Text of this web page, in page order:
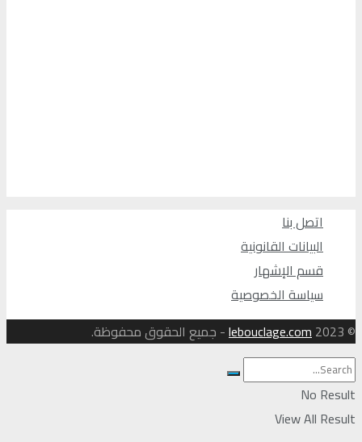
اتصل بنا
البيانات القانونية
قسم الإشهار
سياسة الخصوصية
© 2023
lebouclage.com- جميع الحقوق محفوظة.
No Result
View All Result